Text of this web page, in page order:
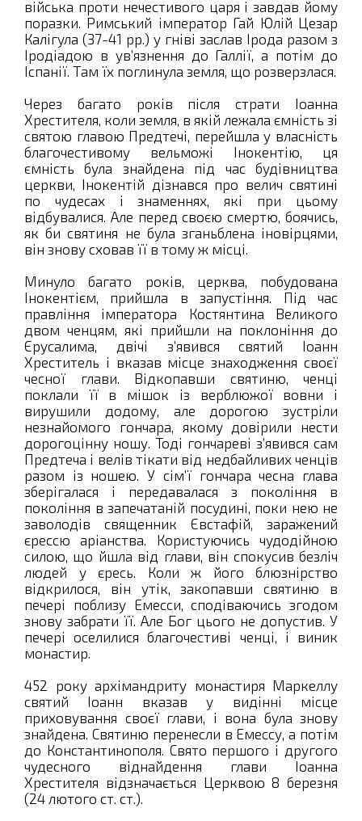
війська проти нечестивого царя і завдав йому
поразки. Римський імператор Гай Юлій Цезар
Калігула (37-41 рр.) у гніві заслав Ірода разом з
Іродіадою в ув’язнення до Галлії, а потім до
Іспанії. Там їх поглинула земля, що розверзлася.
Через багато років після страти Іоанна
Хрестителя, коли земля, в якій лежала ємність зі
святою главою Предтечі, перейшла у власність
благочестивому вельможі Інокентію, ця
ємність була знайдена під час будівництва
церкви, Інокентій дізнався про велич святині
по чудесах і знаменнях, які при цьому
відбувалися. Але перед своєю смертю, боячись,
як би святиня не була зганьблена іновірцями,
він знову сховав її в тому ж місці.
Минуло багато років, церква, побудована
Інокентієм, прийшла в запустіння. Під час
правління імператора Костянтина Великого
двом ченцям, які прийшли на поклоніння до
Єрусалима, двічі з’явився святий Іоанн
Хреститель і вказав місце знаходження своєї
чесної глави. Відкопавши святиню, ченці
поклали її в мішок із верблюжої вовни і
вирушили додому, але дорогою зустріли
незнайомого гончара, якому довірили нести
дорогоцінну ношу. Тоді гончареві з’явився сам
Предтеча і велів тікати від недбайливих ченців
разом із ношею. У сім’ї гончара чесна глава
зберігалася і передавалася з покоління в
покоління в запечатаній посудині, поки нею не
заволодів священник Євстафій, заражений
єрессю аріанства. Користуючись чудодійною
силою, що йшла від глави, він спокусив безліч
людей у єресь. Коли ж його блюзнірство
відкрилося, він утік, закопавши святиню в
печері поблизу Емесси, сподіваючись згодом
знову забрати її. Але Бог цього не допустив. У
печері оселилися благочестиві ченці, і виник
монастир.
452 року архімандриту монастиря Маркеллу
святий Іоанн вказав у видінні місце
приховування своєї глави, і вона була знову
знайдена. Святиню перенесли в Емессу, а потім
до Константинополя. Свято першого і другого
чудесного віднайдення глави Іоанна
Хрестителя відзначається Церквою 8 березня
(24 лютого ст. ст.).